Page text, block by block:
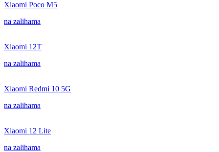
Xiaomi Poco M5
na zalihama
Xiaomi 12T
na zalihama
Xiaomi Redmi 10 5G
na zalihama
Xiaomi 12 Lite
na zalihama